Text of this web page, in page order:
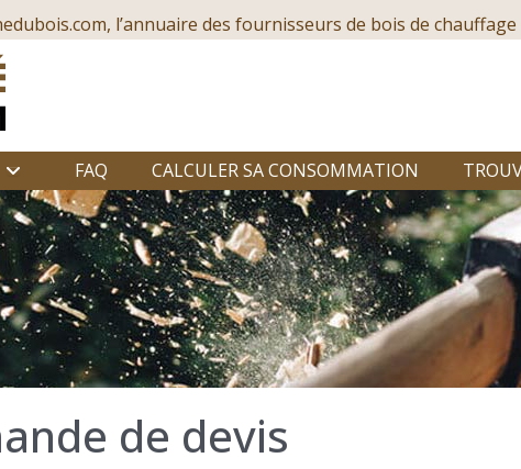
l’annuaire des fournisseurs de bois de
FAQ CALCULER SA CONSOMMATION
de devis